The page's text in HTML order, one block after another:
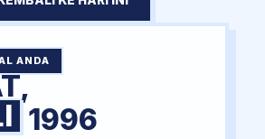
ANDA
1996